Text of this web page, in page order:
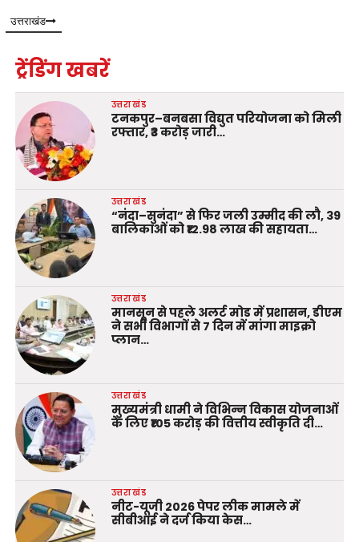
उत्तराखंड
ट्रेंडिंग खबरें
उत्तराखंड
टनकपुर–बनबसा विद्युत परियोजना को मिली
रफ्तार, ₹3 करोड़ जारी…
उत्तराखंड
“नंदा–सुनंदा” से फिर जली उम्मीद की लौ, 39
बालिकाओं को ₹12.98 लाख की सहायता…
उत्तराखंड
मानसून से पहले अलर्ट मोड में प्रशासन, डीएम
ने सभी विभागों से 7 दिन में मांगा माइक्रो
प्लान…
उत्तराखंड
मुख्यमंत्री धामी ने विभिन्न विकास योजनाओं
के लिए ₹105 करोड़ की वित्तीय स्वीकृति दी…
उत्तराखंड
नीट-यूजी 2026 पेपर लीक मामले में
सीबीआई ने दर्ज किया केस…